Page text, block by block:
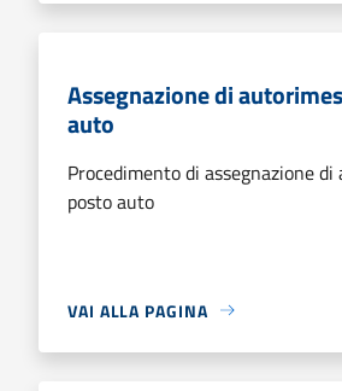
Assegnazione di
auto
Procedimento di assegnazione
posto auto
VAI ALLA PAGINA